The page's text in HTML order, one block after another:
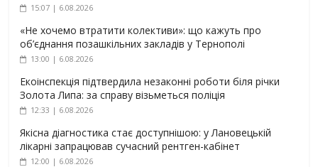
15:07 | 6.08.2026
«Не хочемо втратити колективи»: що кажуть про
об’єднання позашкільних закладів у Тернополі
13:00 | 6.08.2026
Екоінспекція підтвердила незаконні роботи біля річки
Золота Липа: за справу візьметься поліція
12:33 | 6.08.2026
Якісна діагностика стає доступнішою: у Лановецькій
лікарні запрацював сучасний рентген-кабінет
12:00 | 6.08.2026